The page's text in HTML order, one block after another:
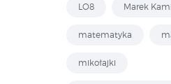
LO8 Marek
matematyka
mikołajki